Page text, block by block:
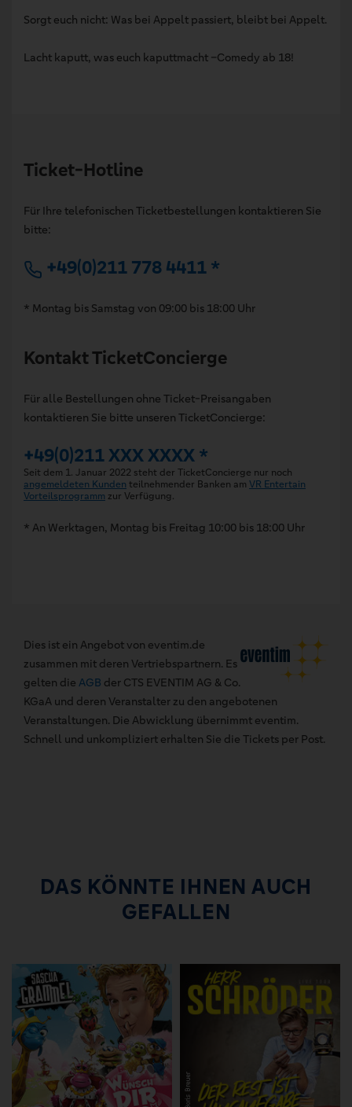
Sorgt euch nicht: Was bei Appelt passiert, bleibt bei Appelt.
Lacht kaputt, was euch kaputtmacht –Comedy ab 18!
Ticket-Hotline
Für Ihre telefonischen Ticketbestellungen kontaktieren Sie
bitte:
+49(0)211 778 4411 *
* Montag bis Samstag von 09:00 bis 18:00 Uhr
Kontakt TicketConcierge
Für alle Bestellungen ohne Ticket-Preisangaben
kontaktieren Sie bitte unseren TicketConcierge:
+49(0)211 XXX XXXX *
Seit dem 1. Januar 2022 steht der TicketConcierge nur noch
angemeldeten Kunden teilnehmender Banken am VR Entertain
Vorteilsprogramm zur Verfügung.
* An Werktagen, Montag bis Freitag 10:00 bis 18:00 Uhr
Dies ist ein Angebot von eventim.de
zusammen mit deren Vertriebspartnern. Es
gelten die AGB der CTS EVENTIM AG & Co.
KGaA und deren Veranstalter zu den angebotenen
Veranstaltungen. Die Abwicklung übernimmt eventim.
Schnell und unkompliziert erhalten Sie die Tickets per Post.
DAS KÖNNTE IHNEN AUCH
GEFALLEN